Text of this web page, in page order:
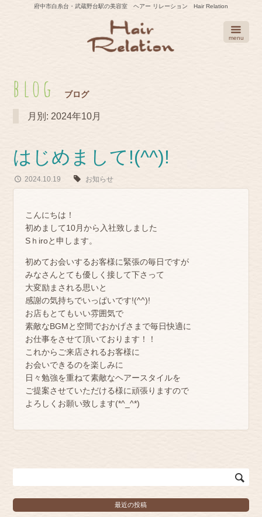
府中市白糸台・武蔵野台駅の美容室 ヘアー リレーション Hair Relation
menu
blog ブログ
月別: 2024年10月
はじめまして!(^^)!
2024.10.19 お知らせ
こんにちは！
初めまして10月から入社致しました
Sｈiroと申します。
初めてお会いするお客様に緊張の毎日ですが
みなさんとても優しく接して下さって
大変励まされる思いと
感謝の気持ちでいっぱいです!(^^)!
お店もとてもいい雰囲気で
素敵なBGMと空間でおかげさまで毎日快適に
お仕事をさせて頂いております！！
これからご来店されるお客様に
お会いできるのを楽しみに
日々勉強を重ねて素敵なヘアースタイルを
ご提案させていただける様に頑張りますので
よろしくお願い致します(*^_^*)
for:
最近の投稿